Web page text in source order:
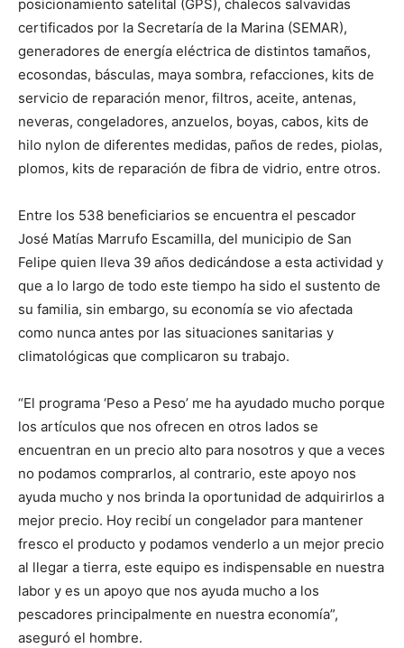
posicionamiento satelital (GPS), chalecos salvavidas
certificados por la Secretaría de la Marina (SEMAR),
generadores de energía eléctrica de distintos tamaños,
ecosondas, básculas, maya sombra, refacciones, kits de
servicio de reparación menor, filtros, aceite, antenas,
neveras, congeladores, anzuelos, boyas, cabos, kits de
hilo nylon de diferentes medidas, paños de redes, piolas,
plomos, kits de reparación de fibra de vidrio, entre otros.
Entre los 538 beneficiarios se encuentra el pescador
José Matías Marrufo Escamilla, del municipio de San
Felipe quien lleva 39 años dedicándose a esta actividad y
que a lo largo de todo este tiempo ha sido el sustento de
su familia, sin embargo, su economía se vio afectada
como nunca antes por las situaciones sanitarias y
climatológicas que complicaron su trabajo.
“El programa ‘Peso a Peso’ me ha ayudado mucho porque
los artículos que nos ofrecen en otros lados se
encuentran en un precio alto para nosotros y que a veces
no podamos comprarlos, al contrario, este apoyo nos
ayuda mucho y nos brinda la oportunidad de adquirirlos a
mejor precio. Hoy recibí un congelador para mantener
fresco el producto y podamos venderlo a un mejor precio
al llegar a tierra, este equipo es indispensable en nuestra
labor y es un apoyo que nos ayuda mucho a los
pescadores principalmente en nuestra economía”,
aseguró el hombre.